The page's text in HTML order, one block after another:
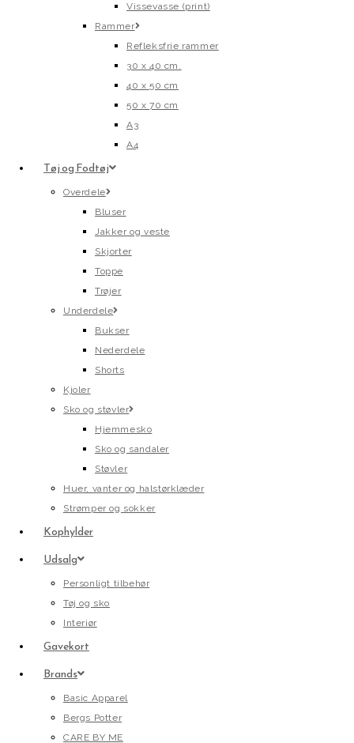
Vissevasse (print)
Rammer
Refleksfrie rammer
30 x 40 cm.
40 x 50 cm
50 x 70 cm
A3
A4
Tøj og Fodtøj
Overdele
Bluser
Jakker og veste
Skjorter
Toppe
Trøjer
Underdele
Bukser
Nederdele
Shorts
Kjoler
Sko og støvler
Hjemmesko
Sko og sandaler
Støvler
Huer, vanter og halstørklæder
Strømper og sokker
Kophylder
Udsalg
Personligt tilbehør
Tøj og sko
Interiør
Gavekort
Brands
Basic Apparel
Bergs Potter
CARE BY ME